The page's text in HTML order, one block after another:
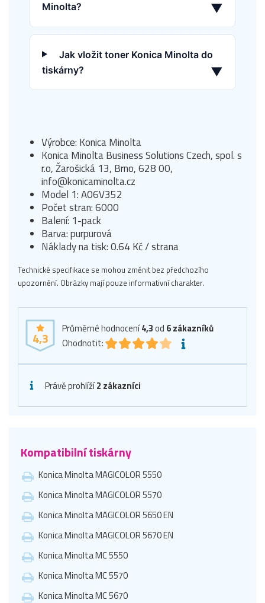
Minolta?
▼
Jak vložit toner Konica Minolta do
tiskárny?
▼
Výrobce: Konica Minolta
Konica Minolta Business Solutions Czech, spol. s
r.o, Žarošická 13, Brno, 628 00,
info@konicaminolta.cz
Model 1: A06V352
Počet stran: 6000
Balení: 1-pack
Barva: purpurová
Náklady na tisk: 0.64 Kč / strana
Technické specifikace se mohou změnit bez předchozího
upozornění. Obrázky mají pouze informativní charakter.
4,3
Průměrné hodnocení4,3od 6zákazníků
Ohodnotit:
Právě prohlíží2 zákazníci
Kompatibilní tiskárny
Konica Minolta MAGICOLOR 5550
Konica Minolta MAGICOLOR 5570
Konica Minolta MAGICOLOR 5650 EN
Konica Minolta MAGICOLOR 5670 EN
Konica Minolta MC 5550
Konica Minolta MC 5570
Konica Minolta MC 5670